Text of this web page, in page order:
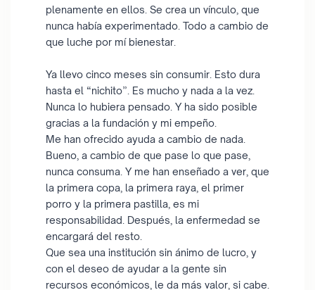
plenamente en ellos. Se crea un vínculo, que
nunca había experimentado. Todo a cambio de
que luche por mí bienestar.
Ya llevo cinco meses sin consumir. Esto dura
hasta el “nichito”. Es mucho y nada a la vez.
Nunca lo hubiera pensado. Y ha sido posible
gracias a la fundación y mi empeño.
Me han ofrecido ayuda a cambio de nada.
Bueno, a cambio de que pase lo que pase,
nunca consuma. Y me han enseñado a ver, que
la primera copa, la primera raya, el primer
porro y la primera pastilla, es mi
responsabilidad. Después, la enfermedad se
encargará del resto.
Que sea una institución sin ánimo de lucro, y
con el deseo de ayudar a la gente sin
recursos económicos, le da más valor, si cabe.